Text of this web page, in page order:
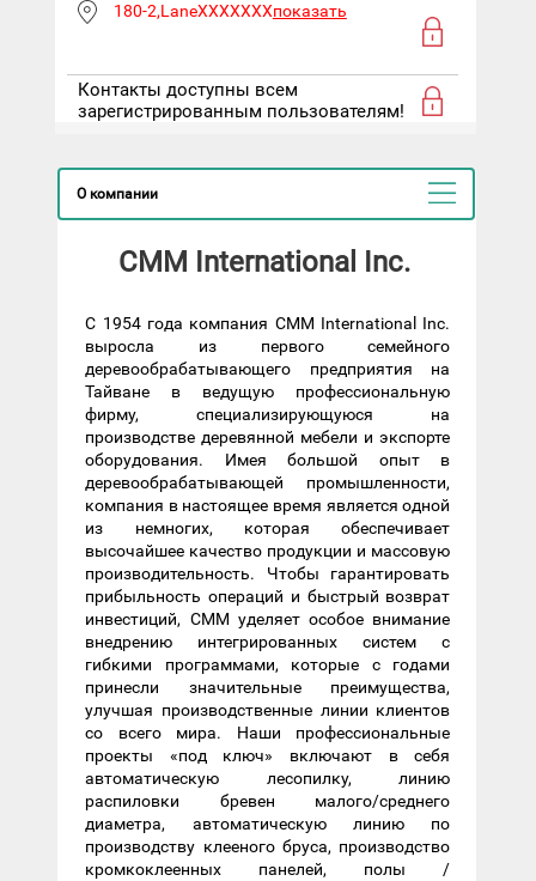
180-2,LaneXXXXXXXпоказать
Контакты доступны всем
зарегистрированным пользователям!
О компании
CMM International Inc.
С 1954 года компания CMM International Inc.
выросла из первого семейного
деревообрабатывающего предприятия на
Тайване в ведущую профессиональную
фирму, специализирующуюся на
производстве деревянной мебели и экспорте
оборудования. Имея большой опыт в
деревообрабатывающей промышленности,
компания в настоящее время является одной
из немногих, которая обеспечивает
высочайшее качество продукции и массовую
производительность. Чтобы гарантировать
прибыльность операций и быстрый возврат
инвестиций, CMM уделяет особое внимание
внедрению интегрированных систем с
гибкими программами, которые с годами
принесли значительные преимущества,
улучшая производственные линии клиентов
со всего мира. Наши профессиональные
проекты «под ключ» включают в себя
автоматическую лесопилку, линию
распиловки бревен малого/среднего
диаметра, автоматическую линию по
производству клееного бруса, производство
кромкоклеенных панелей, полы /